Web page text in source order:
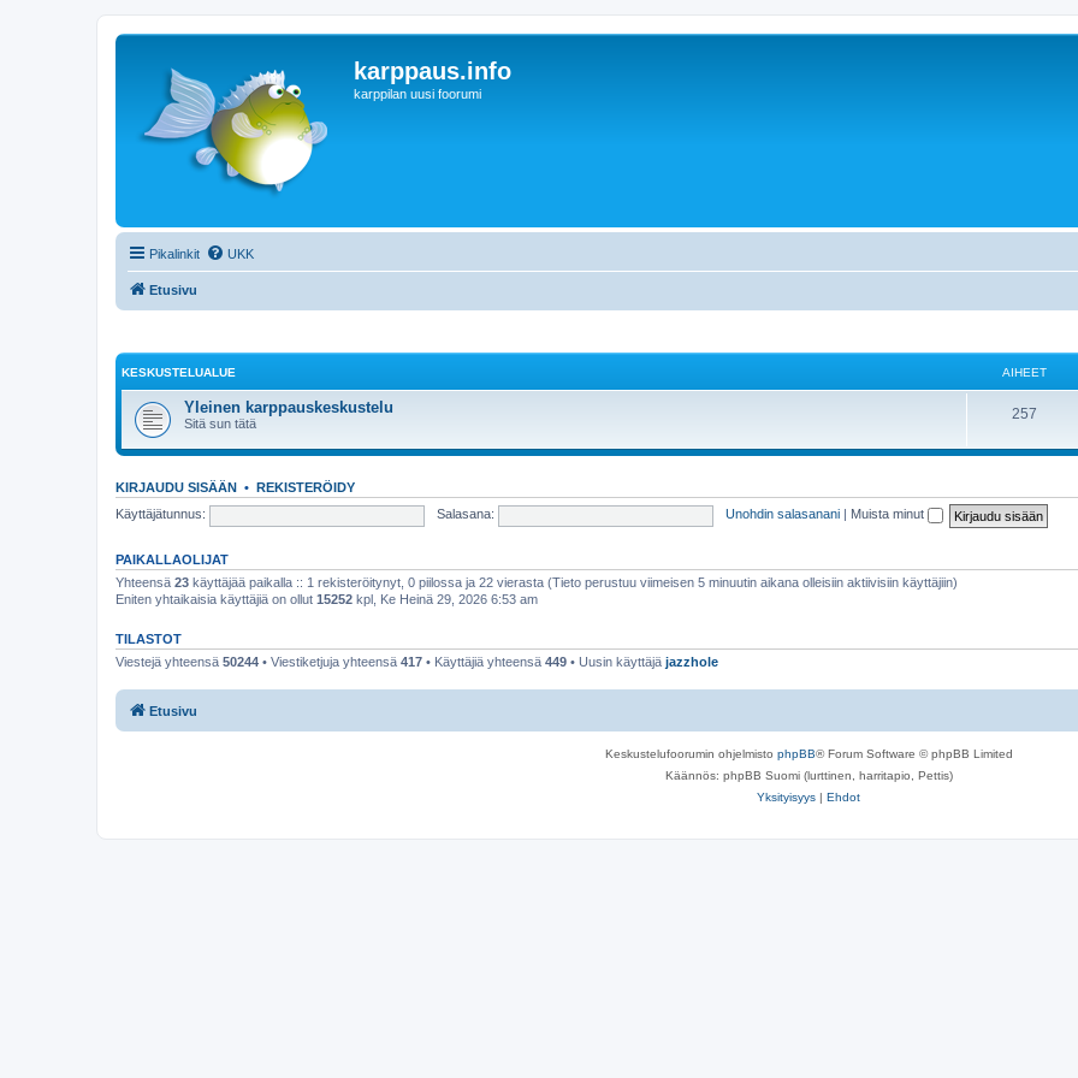
karppaus.info
karppilan uusi foorumi
Pikalinkit UKK
Etusivu
KESKUSTELUALUE AIHEET
Yleinen karppauskeskustelu
Sitä sun tätä
257
KIRJAUDU SISÄÄN • REKISTERÖIDY
Käyttäjätunnus:
Salasana: Unohdin salasanani Muista minut
PAIKALLAOLIJAT
Yhteensä 23 käyttäjää paikalla :: 1 rekisteröitynyt, 0 piilossa ja 22 vierasta (Tieto perustuu viimeisen 5 minuutin aikana olleisiin aktiivisiin käyttäjiin)
Eniten yhtaikaisia käyttäjiä on ollut 15252 kpl, Ke Heinä 29, 2026 6:53 am
TILASTOT
Viestejä yhteensä 50244 • Viestiketjuja yhteensä 417 • Käyttäjiä yhteensä 449 • Uusin käyttäjä jazzhole
Etusivu
Keskustelufoorumin ohjelmisto phpBB® Forum Software © phpBB Limited
Käännös: phpBB Suomi (lurttinen, harritapio, Pettis)
Yksityisyys | Ehdot